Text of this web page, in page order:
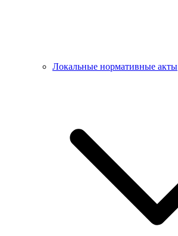
Локальные нормативные акты